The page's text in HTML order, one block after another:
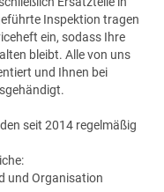
Inspektion tragen
ein, sodass Ihre
bleibt. Alle von uns
und Ihnen bei
seit 2014 regelmäßig
und Organisation